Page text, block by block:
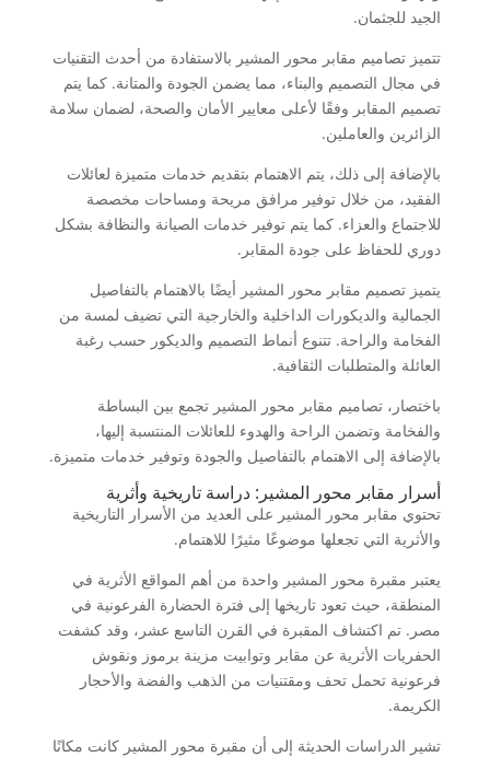
الجيد للجثمان.
تتميز تصاميم مقابر محور المشير بالاستفادة من أحدث التقنيات
في مجال التصميم والبناء، مما يضمن الجودة والمتانة. كما يتم
تصميم المقابر وفقًا لأعلى معايير الأمان والصحة، لضمان سلامة
الزائرين والعاملين.
بالإضافة إلى ذلك، يتم الاهتمام بتقديم خدمات متميزة لعائلات
الفقيد، من خلال توفير مرافق مريحة ومساحات مخصصة
للاجتماع والعزاء. كما يتم توفير خدمات الصيانة والنظافة بشكل
دوري للحفاظ على جودة المقابر.
يتميز تصميم مقابر محور المشير أيضًا بالاهتمام بالتفاصيل
الجمالية والديكورات الداخلية والخارجية التي تضيف لمسة من
الفخامة والراحة. تتنوع أنماط التصميم والديكور حسب رغبة
العائلة والمتطلبات الثقافية.
باختصار، تصاميم مقابر محور المشير تجمع بين البساطة
والفخامة وتضمن الراحة والهدوء للعائلات المنتسبة إليها،
بالإضافة إلى الاهتمام بالتفاصيل والجودة وتوفير خدمات متميزة.
أسرار مقابر محور المشير: دراسة تاريخية وأثرية
تحتوي مقابر محور المشير على العديد من الأسرار التاريخية
والأثرية التي تجعلها موضوعًا مثيرًا للاهتمام.
يعتبر مقبرة محور المشير واحدة من أهم المواقع الأثرية في
المنطقة، حيث تعود تاريخها إلى فترة الحضارة الفرعونية في
مصر. تم اكتشاف المقبرة في القرن التاسع عشر، وقد كشفت
الحفريات الأثرية عن مقابر وتوابيت مزينة برموز ونقوش
فرعونية تحمل تحف ومقتنيات من الذهب والفضة والأحجار
الكريمة.
تشير الدراسات الحديثة إلى أن مقبرة محور المشير كانت مكانًا